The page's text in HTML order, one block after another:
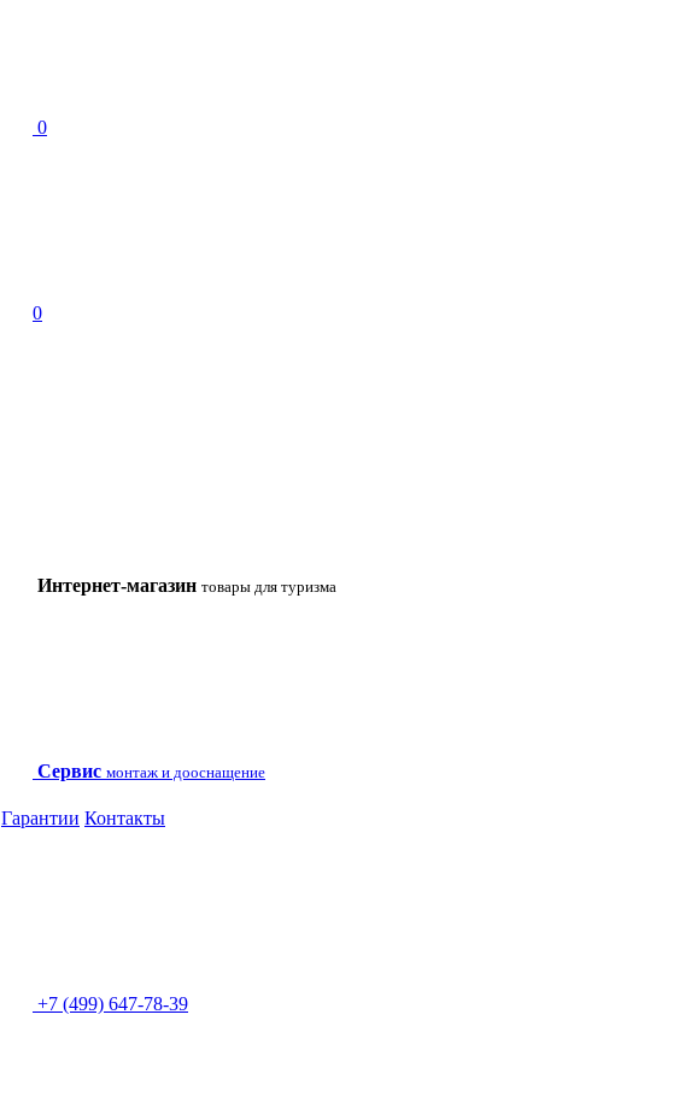
0
0
Интернет-магазин товары для туризма
Сервис монтаж и дооснащение
Гарантии Контакты
+7 (499) 647-78-39